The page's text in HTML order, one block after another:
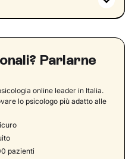
momento di crescita
relazione: il primo passo
fasi ed emozioni
di una storia
la sofferenza: come
Parlarne
online leader in Italia.
lo psicologo più adatto alle
pazienti